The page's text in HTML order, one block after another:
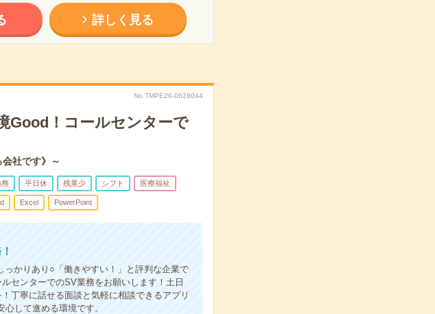
詳しく見る
No.TMPE26-0628044
Good！コールセンターで
社です》～
務 平日休 残業少 シフト 医療福祉
Excel PowerPoint
かりあり○「働きやすい！」と評判な企業で
センターでのSV業務をお願いします！土日
丁寧に話せる面談と気軽に相談できるアプリ
して進める環境です。